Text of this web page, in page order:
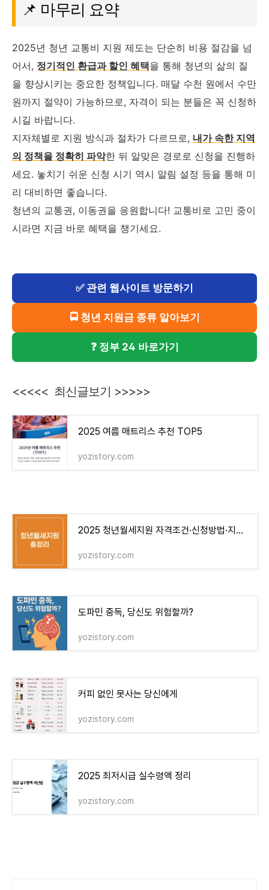
📌 마무리 요약
2025년 청년 교통비 지원 제도는 단순히 비용 절감을 넘
어서, 정기적인 환급과 할인 혜택을 통해 청년의 삶의 질
을 향상시키는 중요한 정책입니다. 매달 수천 원에서 수만
원까지 절약이 가능하므로, 자격이 되는 분들은 꼭 신청하
시길 바랍니다.
지자체별로 지원 방식과 절차가 다르므로, 내가 속한 지역
의 정책을 정확히 파악한 뒤 알맞은 경로로 신청을 진행하
세요. 놓치기 쉬운 신청 시기 역시 알림 설정 등을 통해 미
리 대비하면 좋습니다.
청년의 교통권, 이동권을 응원합니다! 교통비로 고민 중이
시라면 지금 바로 혜택을 챙기세요.
✅ 관련 웹사이트 방문하기
🚍 청년 지원금 종류 알아보기
❓ 정부 24 바로가기
<<<<< 최신글보기 >>>>>
2025 여름 매트리스 추천 TOP5
yozistory.com
2025 청년월세지원 자격조건·신청방법·지급일 총정리
yozistory.com
도파민 중독, 당신도 위험할까?
yozistory.com
커피 없인 못사는 당신에게
yozistory.com
2025 최저시급 실수령액 정리
yozistory.com